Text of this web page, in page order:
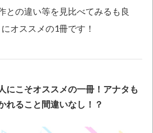
との違い等を見比べてみるも良
オススメの1冊です！
にこそオススメの一冊 ！ アナタも
れること間違いなし！？